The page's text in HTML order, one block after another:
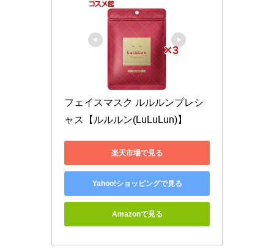
フェイスマスク ルルルンプレシ
ャス【ルルルン(LuLuLun)】
楽天市場で見る
Yahoo!ショッピングで見る
Amazonで見る